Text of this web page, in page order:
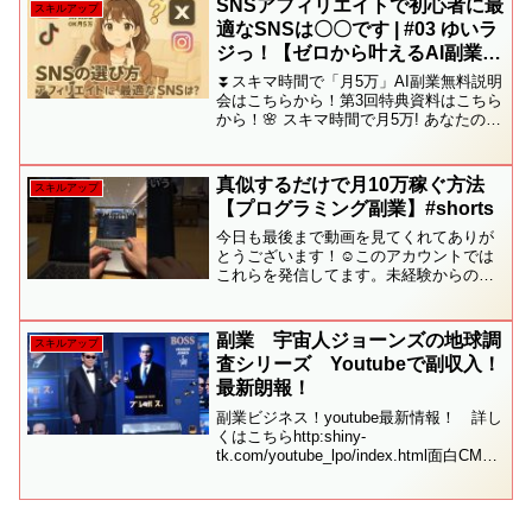
スキルアップ
SNSアフィリエイトで初心者に最
適なSNSは〇〇です | #03 ゆいラ
ジっ！【ゼロから叶えるAI副業ラ
ジオ】
⏬️スキマ時間で「月5万」AI副業無料説明
会はこちらから！第3回特典資料はこちら
から！🌸 スキマ時間で月5万! あなたの願
い...」「何から始めていいかわからな
い...」...
スキルアップ
真似するだけで月10万稼ぐ方法
【プログラミング副業】#shorts
今日も最後まで動画を見てくれてありが
とうございます！☺️このアカウントでは
これらを発信してます。未経験からのプ
(収入/裏側/マインド/あるある)ーーーーー
ーーーーー...
スキルアップ
副業 宇宙人ジョーンズの地球調
査シリーズ Youtubeで副収入！
最新朗報！
副業ビジネス！youtube最新情報！ 詳し
くはこちらhttp:shiny-
tk.com/youtube_lpo/index.html面白CMの